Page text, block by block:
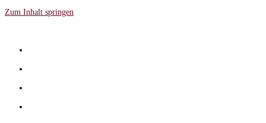
Zum Inhalt springen